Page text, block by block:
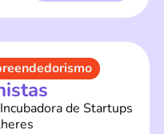
de Startups